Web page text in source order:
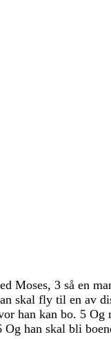
Moses, 3 så en
skal fly til en av
han kan bo. 5 Og
Og han skal bli